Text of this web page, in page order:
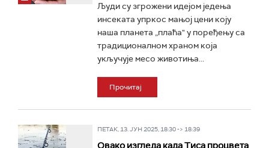
Људи су згрожени идејом једења
инсеката упркос мањој цени коју
наша планета „плаћа" у поређењу са
традиционалном храном која
укључује месо животиња...
Прочитај
ПЕТАК, 13. ЈУН 2025, 18:30 -> 18:39
Овако изгледа када Тиса процвета